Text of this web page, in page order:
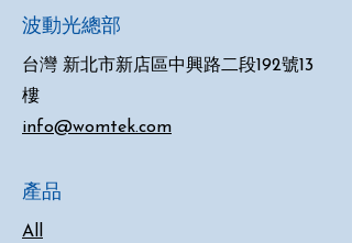
波動光總部
台灣 新北市新店區中興路二段192號13
樓
info@womtek.com
產品
All